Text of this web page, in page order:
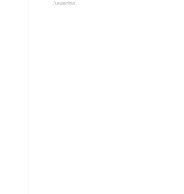
Anuncios.